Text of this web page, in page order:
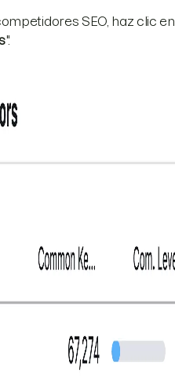
SEO, haz clic en
".